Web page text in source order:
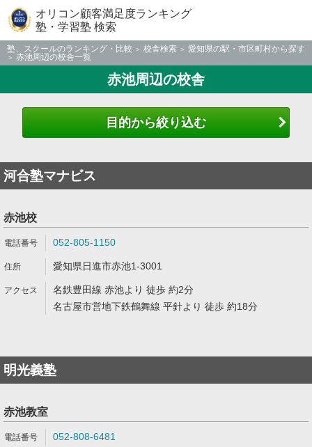
オリコン顧客満足度ランキング
塾・学習塾 検索
塾、スクールのランキング・比較 校舎検索
愛知県の駅・市区町村から探す
赤池周辺の校舎一覧
赤池周辺の校舎
目的から絞り込む
河合塾マナビス
赤池校
052-805-1150
愛知県日進市赤池1-3001
名鉄豊田線 赤池より 徒歩 約2分
名古屋市営地下鉄鶴舞線 平針より 徒歩 約18分
明光義塾
赤池教室
052-808-6481